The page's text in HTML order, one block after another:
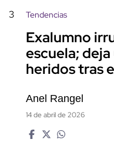
3 Tendencias
Exalumno
escuela;
heridos tras
Anel Rangel
14 de abril de 2026